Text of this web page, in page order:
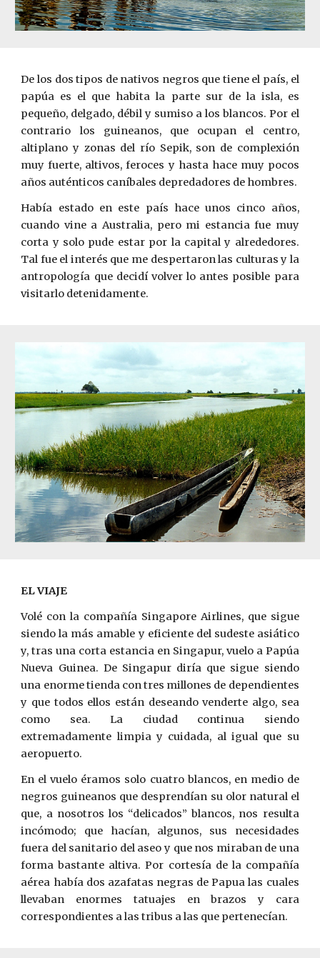
De los dos tipos de nativos negros que tiene el país, el
papúa es el que habita la parte sur de la isla, es
pequeño, delgado, débil y sumiso a los blancos. Por el
contrario los guineanos, que ocupan el centro,
altiplano y zonas del río Sepik, son de complexión
muy fuerte, altivos, feroces y hasta hace muy pocos
años auténticos caníbales depredadores de hombres.
Había estado en este país hace unos cinco años,
cuando vine a Australia, pero mi estancia fue muy
corta y solo pude estar por la capital y alrededores.
Tal fue el interés que me despertaron las culturas y la
antropología que decidí volver lo antes posible para
visitarlo detenidamente.
ELVIAJE
Volé con la compañía Singapore Airlines, que sigue
siendo la más amable y eficiente del sudeste asiático
y, tras una corta estancia en Singapur, vuelo a Papúa
Nueva Guinea. De Singapur diría que sigue siendo
una enorme tienda con tres millones de dependientes
y que todos ellos están deseando venderte algo, sea
como sea. La ciudad continua siendo
extremadamente limpia y cuidada, al igual que su
aeropuerto.
En el vuelo éramos solo cuatro blancos, en medio de
negros guineanos que desprendían su olor natural el
que, a nosotros los “delicados” blancos, nos resulta
incómodo; que hacían, algunos, sus necesidades
fuera del sanitario del aseo y que nos miraban de una
forma bastante altiva. Por cortesía de la compañía
aérea había dos azafatas negras de Papua las cuales
llevaban enormes tatuajes en brazos y cara
correspondientes a las tribus a las que pertenecían.